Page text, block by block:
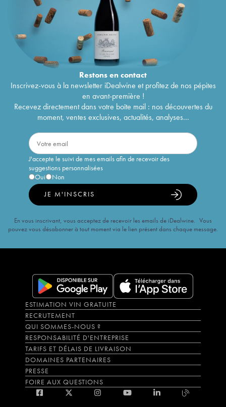
Restons encontact
Inscrivez-vous à la newsletter iDealwine et profitez de nos pépites
en avant-première !
Recevez directement dans votre boîte mail : nos découvertes du
moment, ventes exclusives, actualités, analyses...
J'accepte le suivi de mes emails afin de recevoir des
suggestions personnalisées
Oui
Non
JE M'INSCRIS
En vous inscrivant, vous acceptez de recevoir les emails de iDealwine. Vous
pouvez vous désabonner à tout moment via le lien présent dans chaque message.
ESTIMATION VIN GRATUITE
RECRUTEMENT
QUI SOMMES-NOUS ?
RESPONSABILITÉ D'ENTREPRISE
TARIFS ET DÉLAIS DE LIVRAISON
DOMAINES PARTENAIRES
PRESSE
FOIRE AUX QUESTIONS